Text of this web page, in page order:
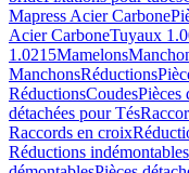
Mapress Acier Carbone
Acier CarboneTuyaux
1.0215Mamelons
ManchonsRéductions
RéductionsCoudesPièces
détachées pour Tés
Raccords en croix
Réductions indémontables